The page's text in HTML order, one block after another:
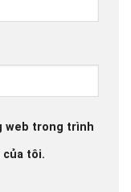
web trong trình
của tôi.